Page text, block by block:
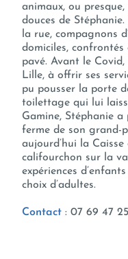
animaux, ou
douces de
la rue, compagnons
domiciles, confrontés
pavé. Avant le Covid,
Lille, à offrir ses
pu pousser la porte
toilettage qui lui
Gamine, Stéphanie a
ferme de son grand-
aujourd’hui la
califourchon sur la
expériences
choix d’adultes.
Contact: 07 69 47